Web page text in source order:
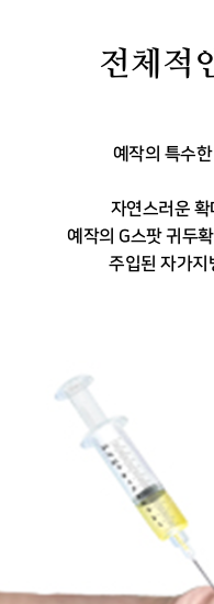
전체적
예작의 특수
자연스러운
예작의 G스팟 귀두
주입된 자가